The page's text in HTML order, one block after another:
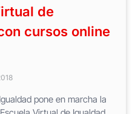
de
cursos online
pone en marcha la